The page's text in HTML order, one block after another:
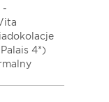
-
4*)